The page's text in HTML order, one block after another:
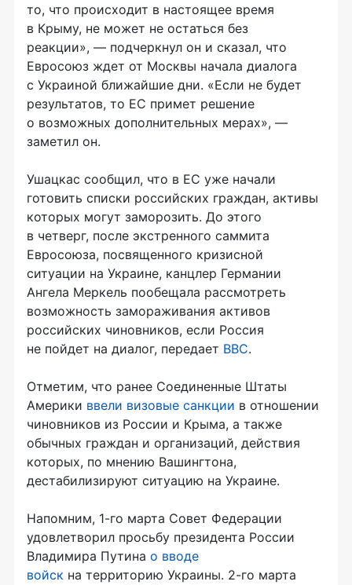
то, что происходит в настоящее время
в Крыму, не может не остаться без
реакции», — подчеркнул он и сказал, что
Евросоюз ждет от Москвы начала диалога
с Украиной ближайшие дни. «Если не будет
результатов, то ЕС примет решение
о возможных дополнительных мерах», —
заметил он.
Ушацкас сообщил, что в ЕС уже начали
готовить списки российских граждан, активы
которых могут заморозить. До этого
в четверг, после экстренного саммита
Евросоюза, посвященного кризисной
ситуации на Украине, канцлер Германии
Ангела Меркель пообещала рассмотреть
возможность замораживания активов
российских чиновников, если Россия
не пойдет на диалог, передает ВВС.
Отметим, что ранее Соединенные Штаты
Америки ввели визовые санкции в отношении
чиновников из России и Крыма, а также
обычных граждан и организаций, действия
которых, по мнению Вашингтона,
дестабилизируют ситуацию на Украине.
Напомним, 1-го марта Совет Федерации
удовлетворил просьбу президента России
Владимира Путина о вводе
войск на территорию Украины. 2-го марта